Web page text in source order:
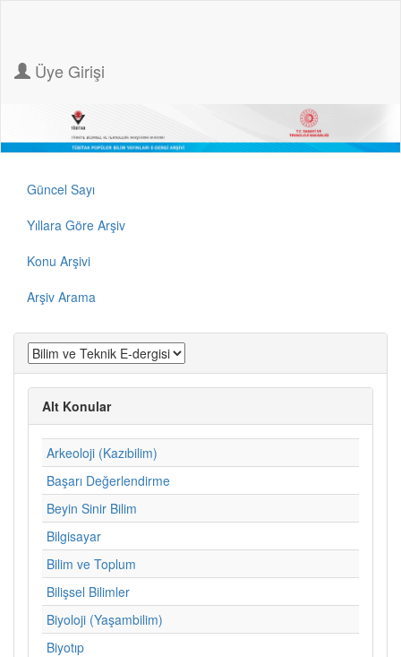
Üye Girişi
Güncel Sayı
Yıllara Göre Arşiv
Konu Arşivi
Arşiv Arama
Alt Konular
Arkeoloji (Kazıbilim)
Başarı Değerlendirme
Beyin Sinir Bilim
Bilgisayar
Bilim ve Toplum
Bilişsel Bilimler
Biyoloji (Yaşambilim)
Biyotıp